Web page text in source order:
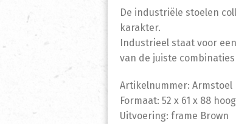
De industriële stoelen
karakter.
Industrieel staat voor
van de juiste
Artikelnummer: Armstoel
Formaat: 52 x 61 x 88
Uitvoering: frame Brown